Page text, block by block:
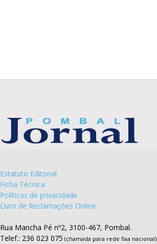
Estatuto Editorial
Ficha Técnica
Políticas de privacidade
Livro de Reclamações Online
Rua Mancha Pé nº2, 3100-467, Pombal.
Telef.: 236 023 075 (chamada para rede fixa nacional)